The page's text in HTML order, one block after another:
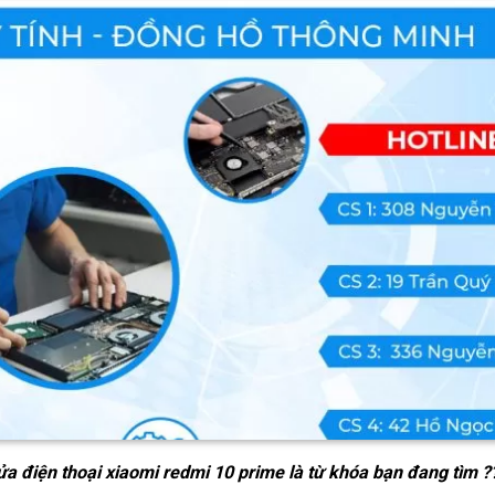
điện thoại xiaomi redmi 10 primelà từ khóa bạn đang tìm